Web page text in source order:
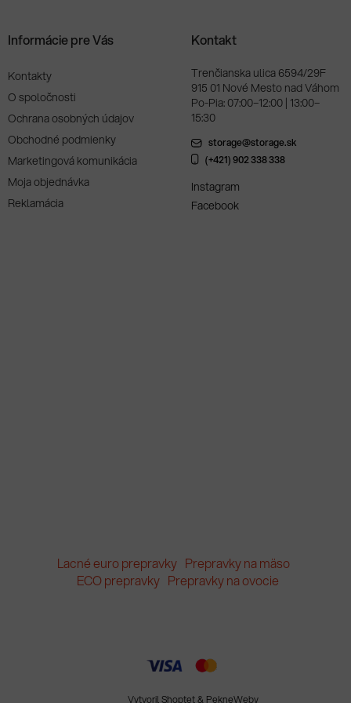
Informácie pre Vás
Kontakty
O spoločnosti
Ochrana osobných údajov
Obchodné podmienky
Marketingová komunikácia
Moja objednávka
Reklamácia
Kontakt
Trenčianska ulica 6594/29F
915 01 Nové Mesto nad Váhom
Po-Pia: 07:00–12:00 | 13:00–
15:30
storage@storage.sk
(+421) 902 338 338
Instagram
Facebook
Lacné euro prepravky Prepravky na mäso
ECO prepravky Prepravky na ovocie
Vytvoril Shoptet& PekneWeby